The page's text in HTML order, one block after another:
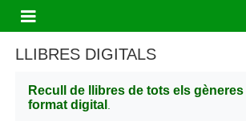
Panell lateral
LLIBRES DIGITALS
Recull de llibres de tots els
format digital